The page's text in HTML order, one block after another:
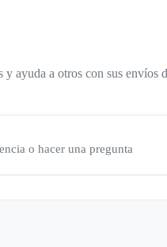
y ayuda a otros con sus
o hacer una pregunta